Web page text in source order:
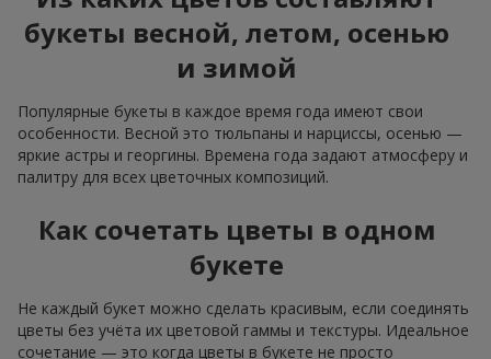
букеты весной, летом, осенью
и зимой
Популярные букеты в каждое время года имеют свои
особенности. Весной это тюльпаны и нарциссы, осенью —
яркие астры и георгины. Времена года задают атмосферу и
палитру для всех цветочных композиций.
Как сочетать цветы в одном
букете
Не каждый букет можно сделать красивым, если соединять
цветы без учёта их цветовой гаммы и текстуры. Идеальное
сочетание — это когда цветы в букете не просто